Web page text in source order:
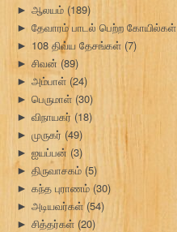
► ஆலயம் (189)
► தேவாரம் பாடல் பெற்ற கோயில்கள்
► 108 திவ்ய தேசங்கள் (7)
► சிவன் (89)
► அம்பாள் (24)
► பெருமாள் (30)
► விநாயகர் (18)
► முருகர் (49)
► ஐயப்பன் (3)
► திருவாசகம் (5)
► கந்த புராணம் (30)
► அடியவர்கள்(54)
► சித்தர்கள் (20)